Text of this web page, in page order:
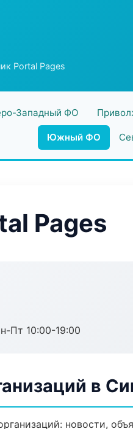
Portal Pages
Западный ФО
Южный ФО
Pages
Пт 10:00-19:00
в
новости,